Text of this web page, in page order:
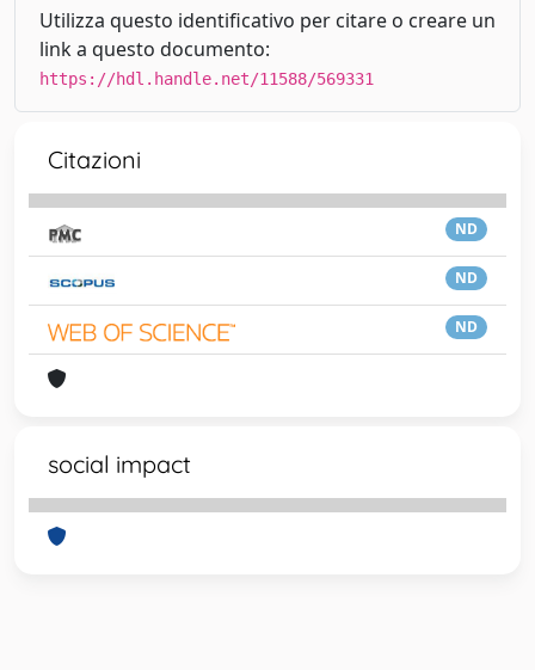
Utilizza questo identificativo per citare o creare un
link a questo documento:
https://hdl.handle.net/11588/569331
Citazioni
ND
ND
ND
social impact